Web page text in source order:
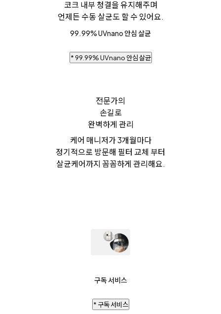
코크 내부 청결을 유지해주며
언제든 수동 살균도 할 수 있어요.
99.99% UVnano 안심 살균
* 99.99% UVnano 안심 살균
전문가의
손길로
완벽하게 관리
케어 매니저가 3개월마다
정기적으로 방문해 필터 교체 부터
살균케어까지 꼼꼼하게 관리해요.
구독 서비스
* 구독 서비스